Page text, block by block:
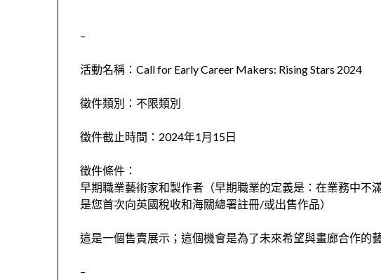
–
活動名稱：Call for Early Career Makers: Rising Stars 2024
徵件類別：不限類別
徵件截止時間：2024年1月15日
徵件條件：
早期職業藝術家和製作者（早期職業的定義是：在業務中不
是您首次向英國稅收和海關總署註冊/或出售作品）
這是一個售賣展示；這個機會是為了未來希望與畫廊合作的
–